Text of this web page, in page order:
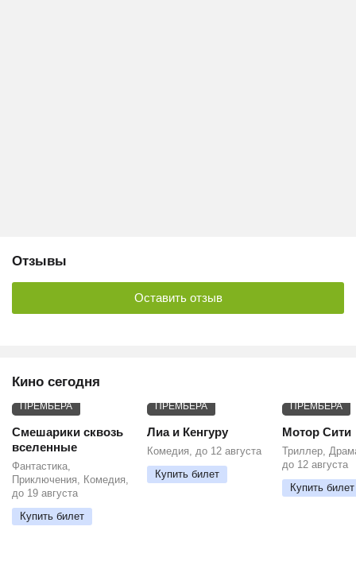
Отзывы
Оставить отзыв
Кино сегодня
ПРЕМЬЕРА
Смешарики сквозь
вселенные
Фантастика,
Приключения, Комедия,
до 19 августа
Купить билет
ПРЕМЬЕРА
Лиа и Кенгуру
Комедия, до 12 августа
Купить билет
ПРЕМЬЕРА
Мотор Сити
Триллер,
до 12 августа
Купить билет